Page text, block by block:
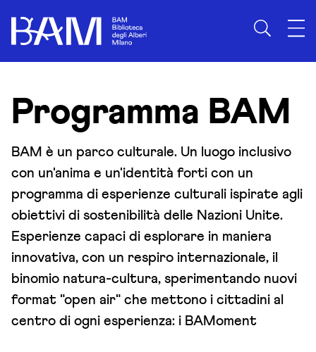
Programma BAM
BAM è un parco culturale. Un luogo inclusivo
con un'anima e un'identità forti con un
programma di esperienze culturali ispirate agli
obiettivi di sostenibilità delle Nazioni Unite.
Esperienze capaci di esplorare in maniera
innovativa, con un respiro internazionale, il
binomio natura-cultura, sperimentando nuovi
format "open air" che mettono i cittadini al
centro di ogni esperienza: i BAMoment